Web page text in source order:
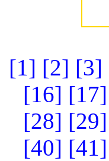
[1] [2] [3]
[16] [17]
[28] [29]
[40] [41]